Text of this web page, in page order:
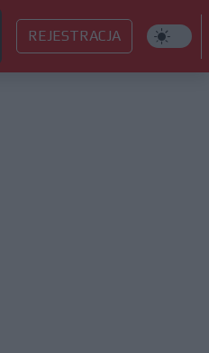
REJESTRACJA